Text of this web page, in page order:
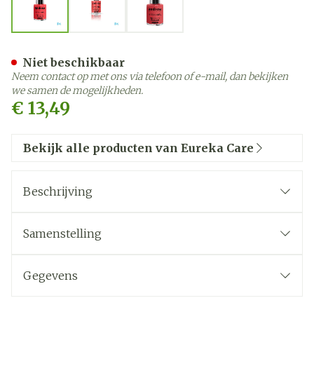
€ 13,49
Niet beschikbaar
Neem contact op met ons via telefoon of e-mail, dan bekijken
we samen de mogelijkheden.
Bekijk alle producten van Eureka Care
Beschrijving
Samenstelling
Gegevens